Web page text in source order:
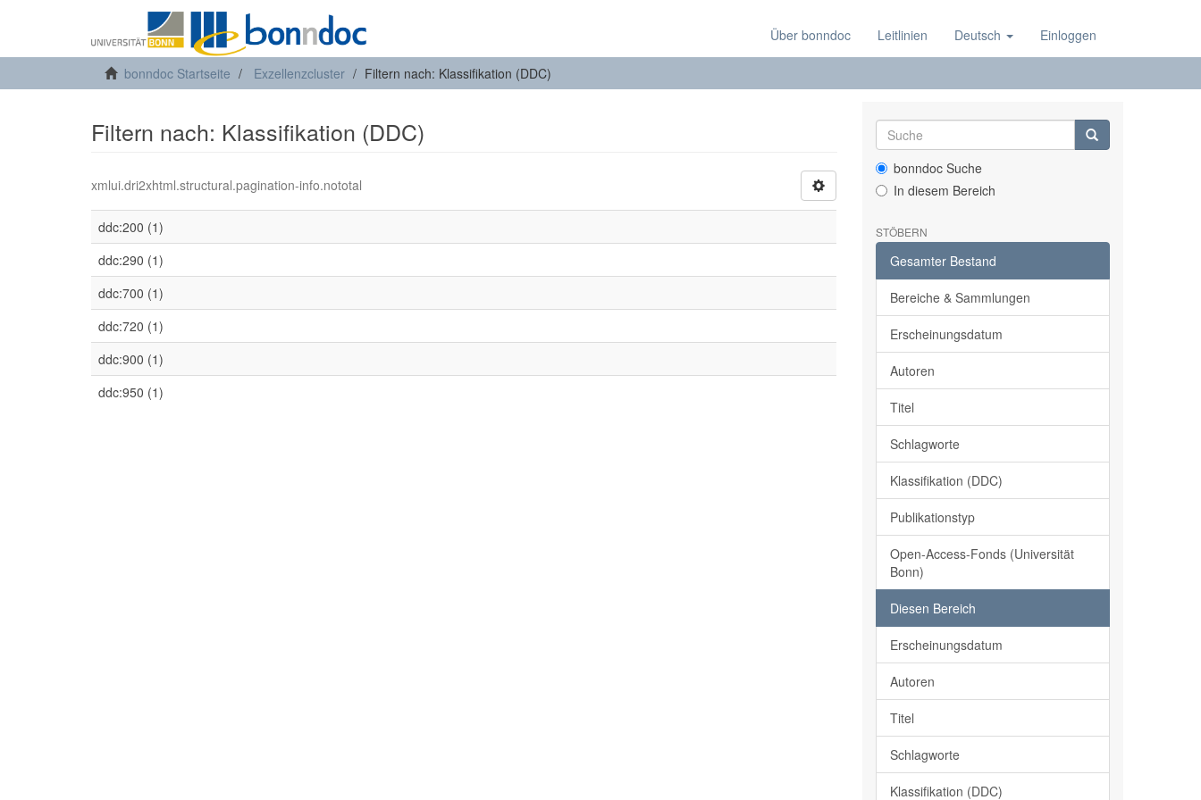
Über bonndoc Leitlinien Deutsch Einloggen
bonndoc Startseite Exzellenzcluster Filtern nach: Klassifikation (DDC)
Filtern nach: Klassifikation (DDC)
xmlui.dri2xhtml.structural.pagination-info.nototal
ddc:200 (1)
ddc:290 (1)
ddc:700 (1)
ddc:720 (1)
ddc:900 (1)
ddc:950 (1)
bonndoc Suche
In diesem Bereich
STÖBERN
Gesamter Bestand
Bereiche & Sammlungen
Erscheinungsdatum
Autoren
Titel
Schlagworte
Klassifikation (DDC)
Publikationstyp
Open-Access-Fonds (Universität
Bonn)
Diesen Bereich
Erscheinungsdatum
Autoren
Titel
Schlagworte
Klassifikation (DDC)